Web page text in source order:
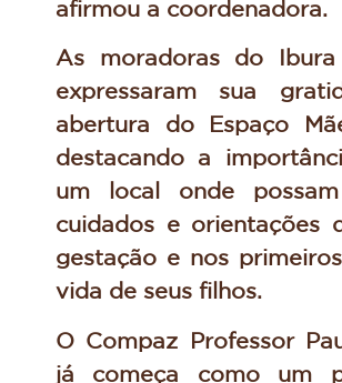
afirmou a coordenadora.
As moradoras do
expressaram sua
abertura do Espaço
destacando a
um local onde
cuidados e orientações
gestação e nos
vida de seus filhos.
O Compaz Professor
já começa como um